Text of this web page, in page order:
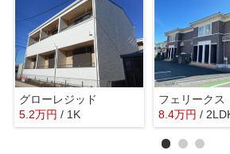
グローレジッド
5.2万円 / 1K
フェリークス
8.4万円 /